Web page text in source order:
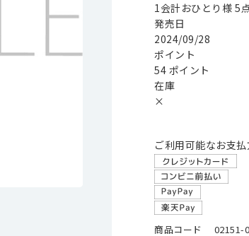
1会計おひとり様 5
発売日
2024/09/28
ポイント
54 ポイント
在庫
×
ご利用可能なお支
商品コード
02151-